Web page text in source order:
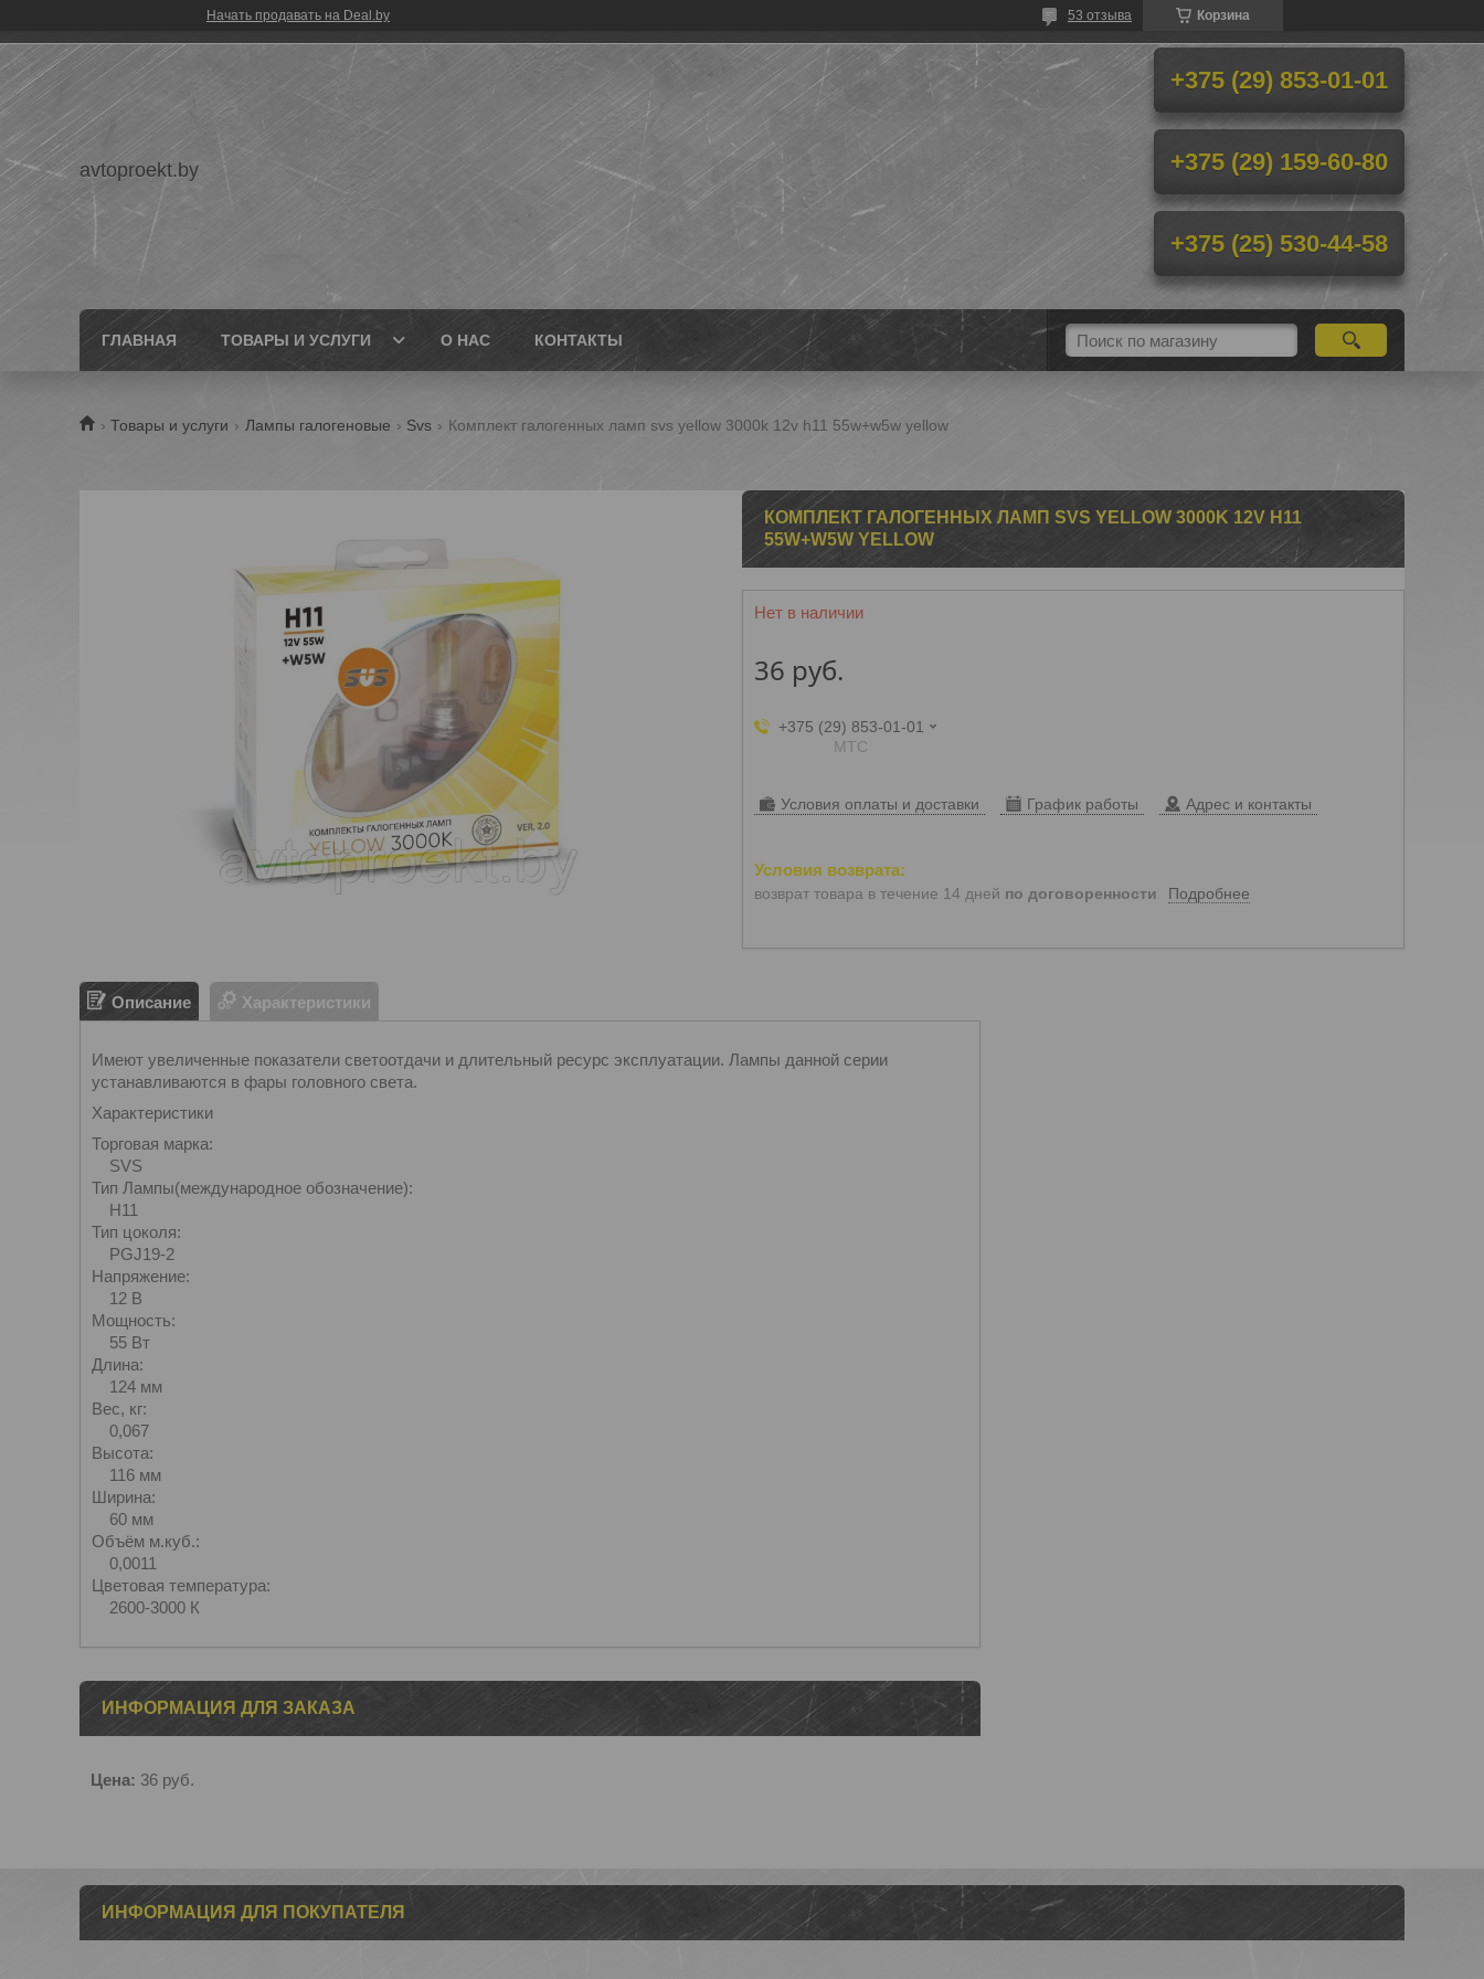
Начать продавать на Deal.by Корзина
53 отзыва
avtoproekt.by
+375 (29) 853-01-01
+375 (29) 159-60-80
+375 (25) 530-44-58
ГЛАВНАЯ ТОВАРЫ И УСЛУГИ О НАС КОНТАКТЫ
Товары и услуги Лампы галогеновые Svs Комплект галогенных ламп svs yellow 3000k 12v h11 55w+w5w yellow
КОМПЛЕКТ ГАЛОГЕННЫХ ЛАМП SVS YELLOW 3000K 12V H11
55W+W5W YELLOW
Нет в наличии
36 руб.
+375 (29) 853-01-01
МТС
Условия оплаты и доставки График работы Адрес и контакты
возврат товара в течение 14 дней по договоренности Подробнее
Описание Характеристики
Имеют увеличенные показатели светоотдачи и длительный ресурс эксплуатации. Лампы данной серии
устанавливаются в фары головного света.
Характеристики
Торговая марка:
SVS
Тип Лампы(международное обозначение):
H11
Тип цоколя:
PGJ19-2
Напряжение:
12 В
Мощность:
55 Вт
Длина:
124 мм
Вес, кг:
0,067
Высота:
116 мм
Ширина:
60 мм
Объём м.куб.:
0,0011
Цветовая температура:
2600-3000 К
ИНФОРМАЦИЯ ДЛЯ ЗАКАЗА
Цена: 36 руб.
ИНФОРМАЦИЯ ДЛЯ ПОКУПАТЕЛЯ